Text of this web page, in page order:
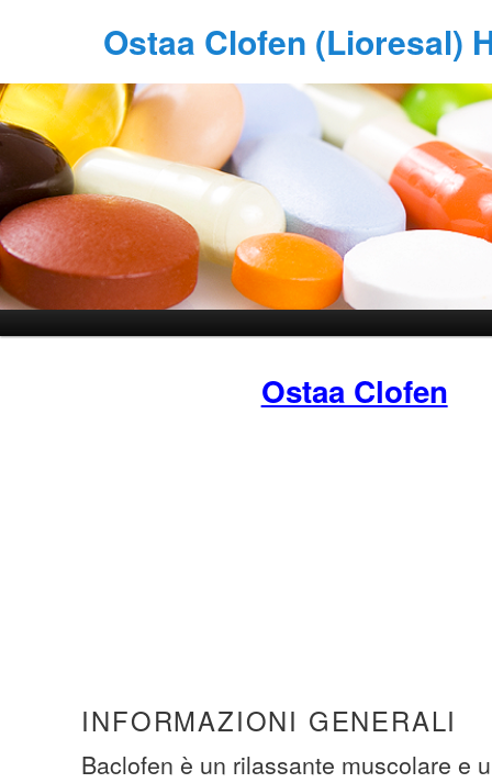
Ostaa Clofen (Lioresal)
Ostaa Clofen
INFORMAZIONI GENERALI
Baclofen è un rilassante muscolare e